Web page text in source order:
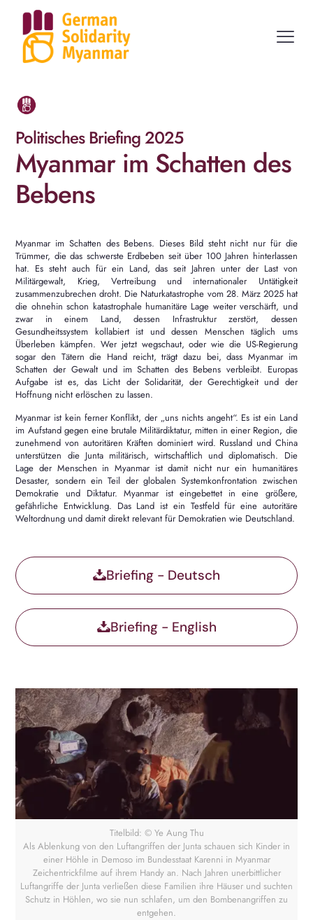
Politisches Briefing 2025
Myanmar im Schatten des
Bebens
Myanmar im Schatten des Bebens. Dieses Bild steht nicht nur für die
Trümmer, die das schwerste Erdbeben seit über 100 Jahren hinterlassen
hat. Es steht auch für ein Land, das seit Jahren unter der Last von
Militärgewalt, Krieg, Vertreibung und internationaler Untätigkeit
zusammenzubrechen droht. Die Naturkatastrophe vom 28. März 2025 hat
die ohnehin schon katastrophale humanitäre Lage weiter verschärft, und
zwar in einem Land, dessen Infrastruktur zerstört, dessen
Gesundheitssystem kollabiert ist und dessen Menschen täglich ums
Überleben kämpfen. Wer jetzt wegschaut, oder wie die US-Regierung
sogar den Tätern die Hand reicht, trägt dazu bei, dass Myanmar im
Schatten der Gewalt und im Schatten des Bebens verbleibt. Europas
Aufgabe ist es, das Licht der Solidarität, der Gerechtigkeit und der
Hoffnung nicht erlöschen zu lassen.
Myanmar ist kein ferner Konflikt, der „uns nichts angeht“. Es ist ein Land
im Aufstand gegen eine brutale Militärdiktatur, mitten in einer Region, die
zunehmend von autoritären Kräften dominiert wird. Russland und China
unterstützen die Junta militärisch, wirtschaftlich und diplomatisch. Die
Lage der Menschen in Myanmar ist damit nicht nur ein humanitäres
Desaster, sondern ein Teil der globalen Systemkonfrontation zwischen
Demokratie und Diktatur. Myanmar ist eingebettet in eine größere,
gefährliche Entwicklung. Das Land ist ein Testfeld für eine autoritäre
Weltordnung und damit direkt relevant für Demokratien wie Deutschland.
Briefing - Deutsch
Briefing - English
Titelbild: © Ye Aung Thu
Als Ablenkung von den Luftangriffen der Junta schauen sich Kinder in
einer Höhle in Demoso im Bundesstaat Karenni in Myanmar
Zeichentrickfilme auf ihrem Handy an. Nach Jahren unerbittlicher
Luftangriffe der Junta verließen diese Familien ihre Häuser und suchten
Schutz in Höhlen, wo sie nun schlafen, um den Bombenangriffen zu
entgehen.